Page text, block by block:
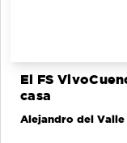
El FS
casa
Alejandro del Valle